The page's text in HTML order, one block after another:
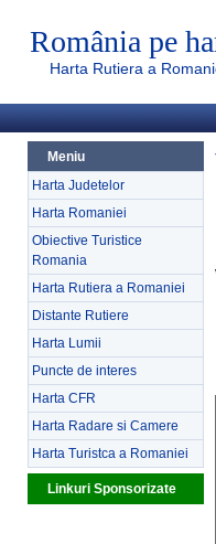
România pe
Harta Rutiera a
Meniu
Harta Judetelor
Harta Romaniei
Obiective Turistice
Romania
Harta Rutiera a Romaniei
Distante Rutiere
Harta Lumii
Puncte de interes
Harta CFR
Harta Radare si Camere
Harta Turistca a Romaniei
Linkuri Sponsorizate